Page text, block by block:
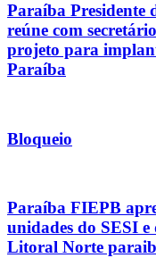
Paraíba Presidente
reúne com
projeto para
Paraíba
Bloqueio
Paraíba FIEPB
unidades do SESI
Litoral Norte